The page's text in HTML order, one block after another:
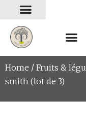
Home / Fruits &
smith (lot de 3)